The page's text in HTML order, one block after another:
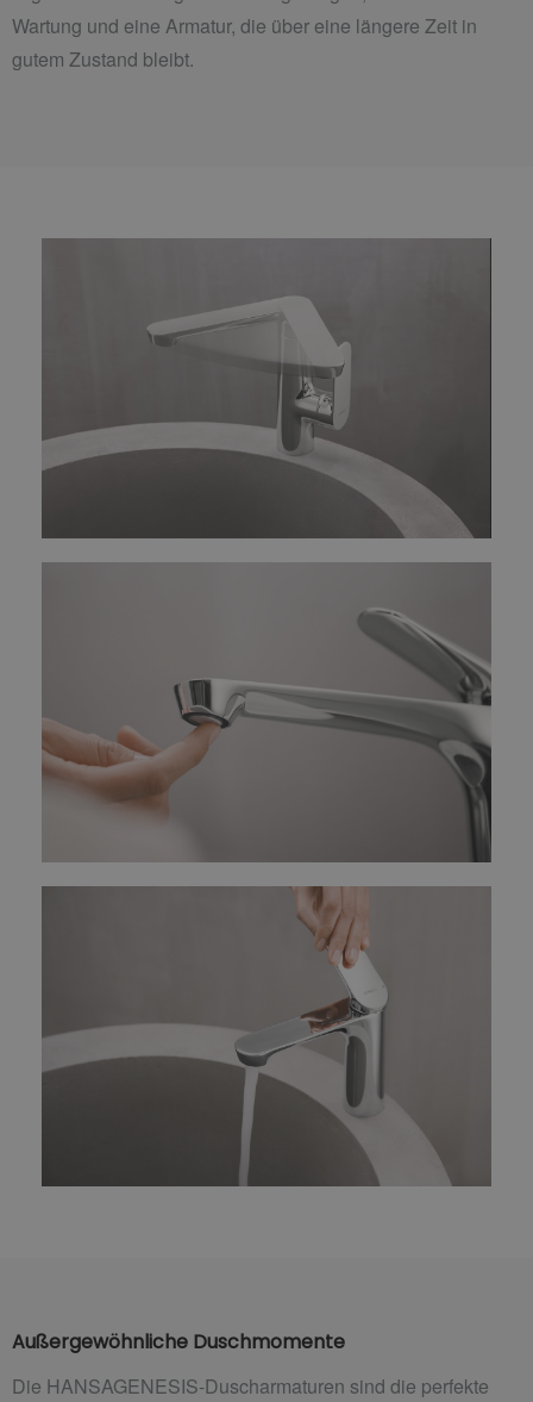
Wartung und eine Armatur, die über eine längere Zeit in
gutem Zustand bleibt.
Außergewöhnliche Duschmomente
Die HANSAGENESIS-Duscharmaturen sind die perfekte